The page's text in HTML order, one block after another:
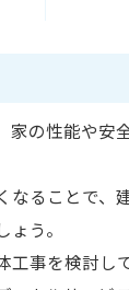
家の性能や安
なることで、
う。
工事を検討し